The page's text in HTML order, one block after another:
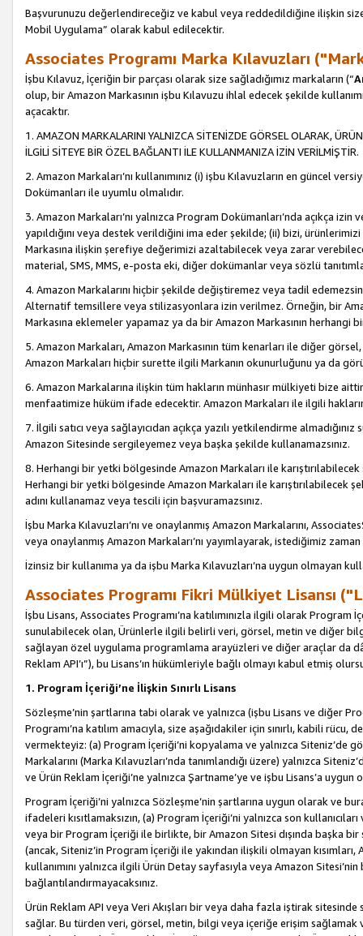
Başvurunuzu değerlendireceğiz ve kabul veya reddedildiğine ilişkin
Mobil Uygulama” olarak kabul edilecektir.
Associates Programı Marka Kılavuzları
İşbu Kılavuz, İçeriğin bir parçası olarak size sağladığımız markaların (“
olup, bir Amazon Markasının işbu Kılavuzu ihlal edecek şekilde
açacaktır.
1. AMAZON MARKALARINI YALNIZCA SİTENİZDE GÖRSEL OLARAK,
İLGİLİ SİTEYE BİR ÖZEL BAĞLANTI İLE KULLANMANIZA İZİN VERİLMİŞTİR.
2. Amazon Markaları’nı kullanımınız (i) işbu Kılavuzların en güncel
Dokümanları ile uyumlu olmalıdır.
3. Amazon Markaları’nı yalnızca Program Dokümanları’nda açıkça
yapıldığını veya destek verildiğini ima eder şekilde; (ii) bizi,
Markasına ilişkin şerefiye değerimizi azaltabilecek veya zarar
material, SMS, MMS, e-posta eki, diğer dokümanlar veya sözlü
4. Amazon Markalarını hiçbir şekilde değiştiremez veya tadil
Alternatif temsillere veya stilizasyonlara izin verilmez. Örneğin, bir
Markasına eklemeler yapamaz ya da bir Amazon Markasının herhangi
5. Amazon Markaları, Amazon Markasının tüm kenarları ile diğer
Amazon Markaları hiçbir surette ilgili Markanın okunurluğunu ya da
6. Amazon Markalarına ilişkin tüm hakların münhasır mülkiyeti bize
menfaatimize hüküm ifade edecektir. Amazon Markaları ile ilgili
7. İlgili satıcı veya sağlayıcıdan açıkça yazılı yetkilendirme
Amazon Sitesinde sergileyemez veya başka şekilde kullanamazsınız.
8. Herhangi bir yetki bölgesinde Amazon Markaları ile
Herhangi bir yetki bölgesinde Amazon Markaları ile karıştırılabilecek
adını kullanamaz veya tescili için başvuramazsınız.
İşbu Marka Kılavuzları’nı ve onaylanmış Amazon Markalarını,
veya onaylanmış Amazon Markaları’nı yayımlayarak, istediğimiz
İzinsiz bir kullanıma ya da işbu Marka Kılavuzları’na uygun olmayan
Associates Programı Fikri Mülkiyet Lisansı
İşbu Lisans, Associates Programı’na katılımınızla ilgili olarak Program
sunulabilecek olan, Ürünlerle ilgili belirli veri, görsel, metin ve diğer
sağlayan özel uygulama programlama arayüzleri ve diğer araçlar da
Reklam API’ı”), bu Lisans’ın hükümleriyle bağlı olmayı kabul etmiş
1. Program İçeriği’ne İlişkin Sınırlı Lisans
Sözleşme’nin şartlarına tabi olarak ve yalnızca (işbu Lisans ve diğer
Programı’na katılım amacıyla, size aşağıdakiler için sınırlı, kabili
vermekteyiz: (a) Program İçeriği’ni kopyalama ve yalnızca Siteniz’de
Markalarını (Marka Kılavuzları’nda tanımlandığı üzere) yalnızca
ve Ürün Reklam İçeriği’ne yalnızca Şartname’ye ve işbu Lisans’a
Program İçeriği’ni yalnızca Sözleşme’nin şartlarına uygun olarak ve
ifadeleri kısıtlamaksızın, (a) Program İçeriği’ni yalnızca son
veya bir Program İçeriği ile birlikte, bir Amazon Sitesi dışında başka
(ancak, Siteniz’in Program İçeriği ile yakından ilişkili olmayan
kullanımını yalnızca ilgili Ürün Detay sayfasıyla veya Amazon
bağlantılandırmayacaksınız.
Ürün Reklam API veya Veri Akışları bir veya daha fazla iştirak
sağlar. Bu türden veri, görsel, metin, bilgi veya içeriğe erişim sağlamak